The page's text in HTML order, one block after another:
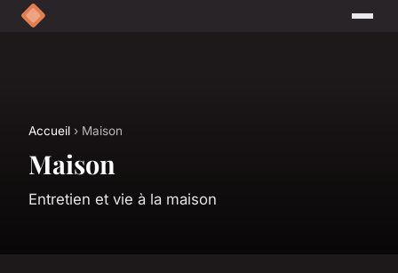
Accueil › Maison
Maison
Entretien et vie à la maison